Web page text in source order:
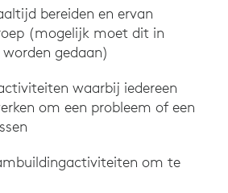
bereiden en ervan
(mogelijk moet dit in
gedaan)
waarbij iedereen
om een probleem of een
om te